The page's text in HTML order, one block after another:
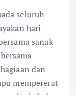
seluruh
hari
sanak
dan
mempererat